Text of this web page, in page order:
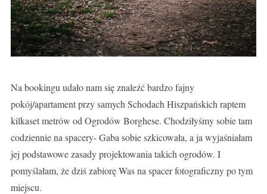
Na bookingu udało nam się znaleźć bardzo fajny
pokój/apartament przy samych Schodach Hiszpańskich raptem
kilkaset metrów od Ogrodów Borghese. Chodziłyśmy sobie tam
codziennie na spacery- Gaba sobie szkicowała, a ja wyjaśniałam
jej podstawowe zasady projektowania takich ogrodów. I
pomyślałam, że dziś zabiorę Was na spacer fotograficzny po tym
miejscu.